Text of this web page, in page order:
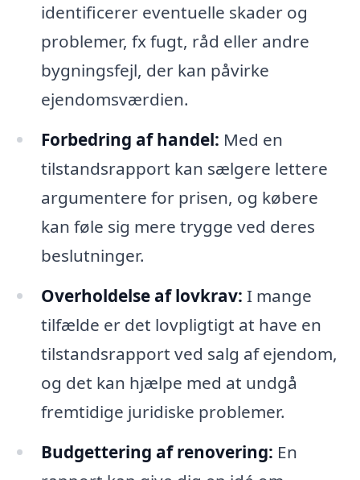
identificerer eventuelle skader og
problemer, fx fugt, råd eller andre
bygningsfejl, der kan påvirke
ejendomsværdien.
Forbedring af handel: Med en
tilstandsrapport kan sælgere lettere
argumentere for prisen, og købere
kan føle sig mere trygge ved deres
beslutninger.
Overholdelse af lovkrav: I mange
tilfælde er det lovpligtigt at have en
tilstandsrapport ved salg af ejendom,
og det kan hjælpe med at undgå
fremtidige juridiske problemer.
Budgettering af renovering: En